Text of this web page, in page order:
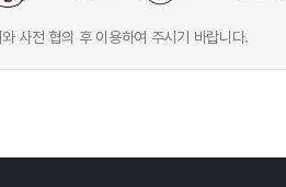
사전 협의 후 이용하여 주시기 바랍니다.